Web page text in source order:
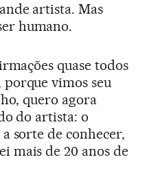
artista. Mas
humano.
quase todos
vimos seu
quero agora
do artista: o
sorte de conhecer,
mais de 20 anos de